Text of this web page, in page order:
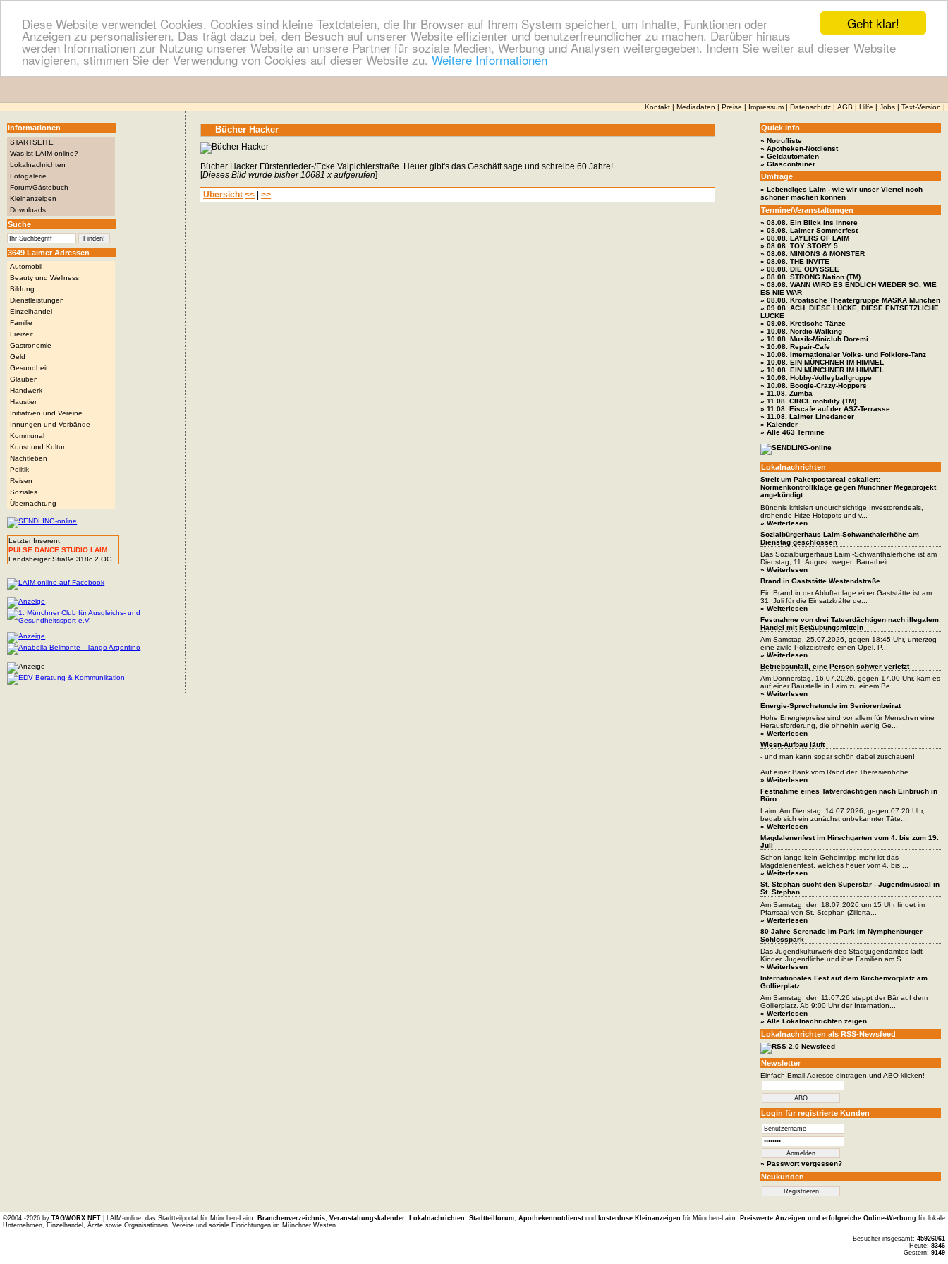
Geht klar!
Diese Website verwendet Cookies. Cookies sind kleine Textdateien, die Ihr Browser auf Ihrem System speichert, um Inhalte, Funktionen oder
Anzeigen zu personalisieren. Das trägt dazu bei, den Besuch auf unserer Website effizienter und benutzerfreundlicher zu machen. Darüber hinaus
werden Informationen zur Nutzung unserer Website an unsere Partner für soziale Medien, Werbung und Analysen weitergegeben. Indem Sie weiter auf dieser Website
navigieren, stimmen Sie der Verwendung von Cookies auf dieser Website zu. Weitere Informationen
Kontakt Mediadaten Preise Impressum Datenschutz AGB Hilfe Jobs Text-Version
Informationen
STARTSEITE
Was ist LAIM-online?
Lokalnachrichten
Fotogalerie
Forum/Gästebuch
Kleinanzeigen
Downloads
Suche
3649 Laimer Adressen
Automobil
Beauty und Wellness
Bildung
Dienstleistungen
Einzelhandel
Familie
Freizeit
Gastronomie
Geld
Gesundheit
Glauben
Handwerk
Haustier
Initiativen und Vereine
Innungen und Verbände
Kommunal
Kunst und Kultur
Nachtleben
Politik
Reisen
Soziales
Übernachtung
Letzter Inserent:
PULSE DANCE STUDIO LAIM
Landsberger Straße 318c 2.OG
Bücher Hacker
Bücher Hacker Fürstenrieder-/Ecke Valpichlerstraße. Heuer gibt's das Geschäft sage und schreibe 60 Jahre!
[Dieses Bild wurde bisher 10681 x aufgerufen]
Übersicht << |>>
Quick Info
» Notrufliste
» Apotheken-Notdienst
» Geldautomaten
» Glascontainer
Umfrage
» Lebendiges Laim - wie wir unser Viertel noch
schöner machen können
Termine/Veranstaltungen
» 08.08. Ein Blick ins Innere
» 08.08. Laimer Sommerfest
» 08.08. LAYERS OF LAIM
» 08.08. TOY STORY 5
» 08.08. MINIONS & MONSTER
» 08.08. THE INVITE
» 08.08. DIE ODYSSEE
» 08.08. STRONG Nation (TM)
» 08.08. WANN WIRD ES ENDLICH WIEDER SO, WIE
ES NIE WAR
» 08.08. Kroatische Theatergruppe MASKA München
» 09.08. ACH, DIESE LÜCKE, DIESE ENTSETZLICHE
LÜCKE
» 09.08. Kretische Tänze
» 10.08. Nordic-Walking
» 10.08. Musik-Miniclub Doremi
» 10.08. Repair-Cafe
» 10.08. Internationaler Volks- und Folklore-Tanz
» 10.08. EIN MÜNCHNER IM HIMMEL
» 10.08. EIN MÜNCHNER IM HIMMEL
» 10.08. Hobby-Volleyballgruppe
» 10.08. Boogie-Crazy-Hoppers
» 11.08. Zumba
» 11.08. CIRCL mobility (TM)
» 11.08. Eiscafe auf der ASZ-Terrasse
» 11.08. Laimer Linedancer
» Kalender
» Alle 463 Termine
Lokalnachrichten
Streit um Paketpostareal eskaliert:
Normenkontrollklage gegen Münchner Megaprojekt
angekündigt
Bündnis kritisiert undurchsichtige Investorendeals,
drohende Hitze-Hotspots und v...
» Weiterlesen
Sozialbürgerhaus Laim-Schwanthalerhöhe am
Dienstag geschlossen
Das Sozialbürgerhaus Laim -Schwanthalerhöhe ist am
Dienstag, 11. August, wegen Bauarbeit...
» Weiterlesen
Brand in Gaststätte Westendstraße
Ein Brand in der Abluftanlage einer Gaststätte ist am
31. Juli für die Einsatzkräfte de...
» Weiterlesen
Festnahme von drei Tatverdächtigen nach illegalem
Handel mit Betäubungsmitteln
Am Samstag, 25.07.2026, gegen 18:45 Uhr, unterzog
eine zivile Polizeistreife einen Opel, P...
» Weiterlesen
Betriebsunfall, eine Person schwer verletzt
Am Donnerstag, 16.07.2026, gegen 17.00 Uhr, kam es
auf einer Baustelle in Laim zu einem Be...
» Weiterlesen
Energie-Sprechstunde im Seniorenbeirat
Hohe Energiepreise sind vor allem für Menschen eine
Herausforderung, die ohnehin wenig Ge...
» Weiterlesen
Wiesn-Aufbau läuft
- und man kann sogar schön dabei zuschauen!
Auf einer Bank vom Rand der Theresienhöhe...
» Weiterlesen
Festnahme eines Tatverdächtigen nach Einbruch in
Büro
Laim: Am Dienstag, 14.07.2026, gegen 07:20 Uhr,
begab sich ein zunächst unbekannter Täte...
» Weiterlesen
Magdalenenfest im Hirschgarten vom 4. bis zum 19.
Juli
Schon lange kein Geheimtipp mehr ist das
Magdalenenfest, welches heuer vom 4. bis ...
» Weiterlesen
St. Stephan sucht den Superstar - Jugendmusical in
St. Stephan
Am Samstag, den 18.07.2026 um 15 Uhr findet im
Pfarrsaal von St. Stephan (Zillerta...
» Weiterlesen
80 Jahre Serenade im Park im Nymphenburger
Schlosspark
Das Jugendkulturwerk des Stadtjugendamtes lädt
Kinder, Jugendliche und ihre Familien am S...
» Weiterlesen
Internationales Fest auf dem Kirchenvorplatz am
Gollierplatz
Am Samstag, den 11.07.26 steppt der Bär auf dem
Gollierplatz. Ab 9:00 Uhr der Internation...
» Weiterlesen
» Alle Lokalnachrichten zeigen
Lokalnachrichten als RSS-Newsfeed
Newsletter
Einfach Email-Adresse eintragen und ABO klicken!
Login für registrierte Kunden
» Passwort vergessen?
Neukunden
©2004 -2026 by TAGWORX.NET| LAIM-online, das Stadtteilportal für München-Laim. Branchenverzeichnis, Veranstaltungskalender, Lokalnachrichten Stadtteilforum, Apothekennotdienstund kostenlose Kleinanzeigen für München-Laim. Preiswerte Anzeigen und erfolgreiche Online-Werbung für lokale
Unternehmen, Einzelhandel, Ärzte sowie Organisationen, Vereine und soziale Einrichtungen im Münchner Westen.
Besucher insgesamt:45926061
Heute:8346
Gestern:9149